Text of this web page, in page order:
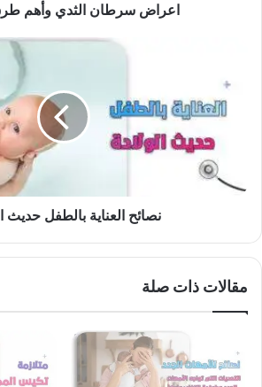
اعراض سرطان الثدي وأهم طرق
بالطفل
حديث
الولادة
نصائح العناية بالطفل حديث
مقالات ذات صلة